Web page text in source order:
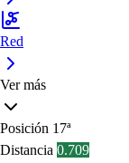
Red
Ver más
Posición 17ª
Distancia 0.709